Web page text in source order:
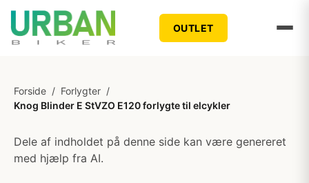
OUTLET
Forside / Forlygter /
Knog Blinder E StVZO E120 forlygte til elcykler
Dele af indholdet på denne side kan være genereret
med hjælp fra AI.